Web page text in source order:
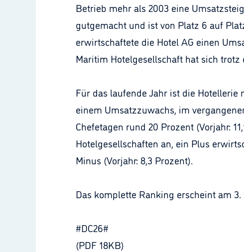
Betrieb mehr als 2003 eine
gutgemacht und ist von Platz 6 auf
erwirtschaftete die Hotel AG einen
Maritim Hotelgesellschaft hat sich
Für das laufende Jahr ist die
einem Umsatzzuwachs, im
Chefetagen rund 20 Prozent (Vorjahr:
Hotelgesellschaften an, ein Plus
Minus (Vorjahr: 8,3 Prozent).
Das komplette Ranking erscheint am
#DC26#
(PDF 18KB)